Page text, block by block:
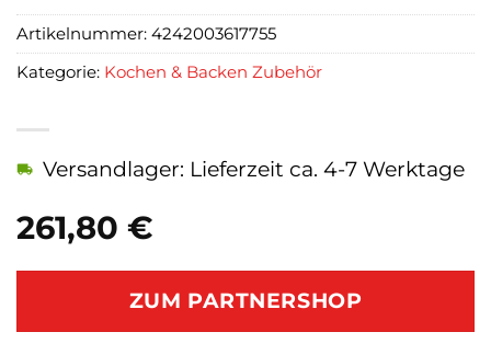
261,80 €
Versandlager: Lieferzeit ca. 4-7 Werktage
ZUM PARTNERSHOP
Artikelnummer: 4242003617755
Kategorie: Kochen & Backen Zubehör